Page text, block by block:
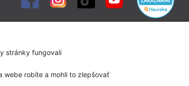
stránky fungovali
webe robíte a mohli to zlepšovať
Diagnostika chodidla